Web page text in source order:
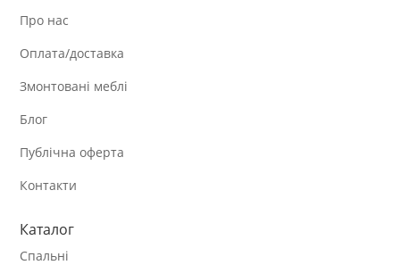
Про нас
Оплата/доставка
Змонтовані меблі
Блог
Публічна оферта
Контакти
Каталог
Спальні